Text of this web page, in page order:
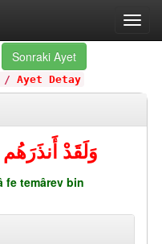
Sonraki Ayet
/ Ayet Detay
وَلَقَدْ أَنذَرَهُم
fe temârev bin